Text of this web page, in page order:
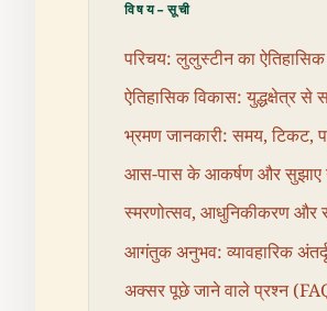
विषय-सूची
परिचय: लुलुस्टीन का
ऐतिहासिक विकास: युद्धक्षेत्र
भ्रमण जानकारी: समय, टिकट,
आस-पास के आकर्षण और सुझाए
स्मरणोत्सव, आधुनिकीकरण और
आगंतुक अनुभव: व्यावहारिक
अक्सर पूछे जाने वाले प्रश्न